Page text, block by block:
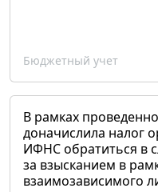
Бюджетный учет
В рамках
доначислила налог
ИФНС обратиться в
за взысканием в
взаимозависимого